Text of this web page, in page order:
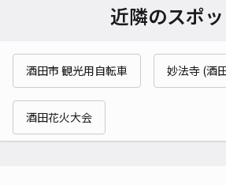
近隣のスポ
酒田市 観光用自転車 妙法寺 (酒
酒田花火大会